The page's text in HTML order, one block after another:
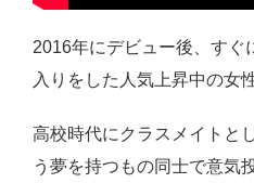
2016年にデビュー後、すぐ
入りをした人気上昇中の女
高校時代にクラスメイトと
う夢を持つもの同士で意気